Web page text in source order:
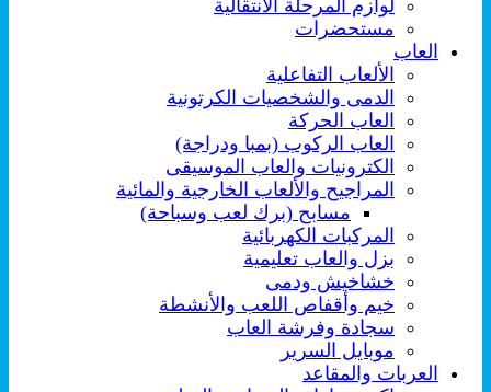
لوازم المرحلة الانتقالية
مستحضرات
العاب
الألعاب التفاعلية
الدمى والشخصيات الكرتونية
العاب الحركة
العاب الركوب (بمبا ودراجة)
الكترونيات والعاب الموسيقى
المراجيح والألعاب الخارجية والمائية
مسابح (برك لعب وسباحة)
المركبات الكهربائية
بزل والعاب تعليمية
خشاخيش ودمى
خيم وأقفاص اللعب والأنشطة
سجادة وفرشة العاب
موبايل السرير
العربات والمقاعد